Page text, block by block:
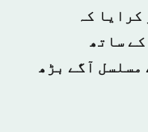
کہ
ساتھ
مسلسل آگے بڑھ